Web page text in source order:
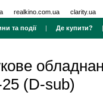
realkino.com.ua clarity.ua
та події| Де купити?
(D-sub)